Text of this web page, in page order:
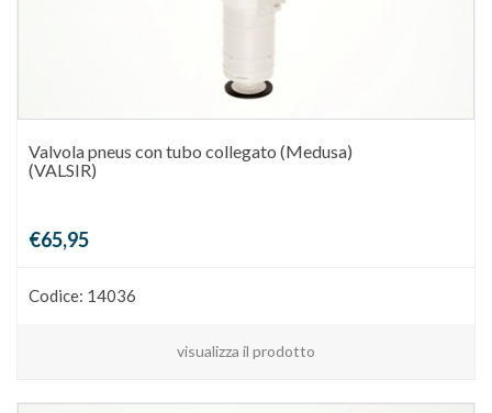
Valvola pneus con tubo collegato (Medusa)
(VALSIR)
€65,95
Codice: 14036
visualizza il prodotto